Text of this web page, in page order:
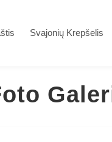
Svajonių Krepšelis